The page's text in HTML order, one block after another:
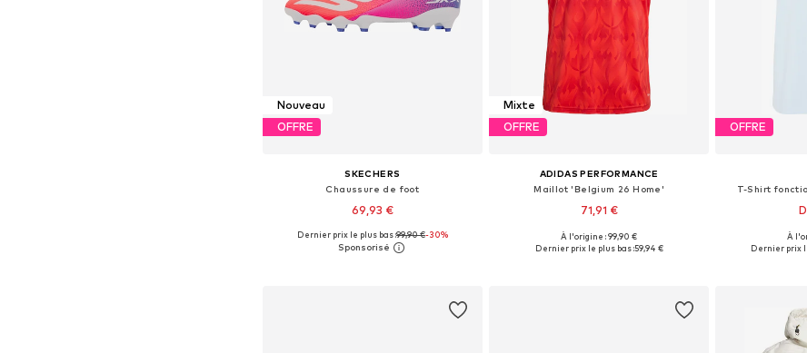
Nouveau
OFFRE
SKECHERS
Chaussure de foot
69,93 €
Disponible en plusieurs tailles
Dernier prix le plus bas :99,90 €-30%
Mixte
OFFRE
ADIDAS PERFORMANCE
Maillot 'Belgium 26 Home'
71,91 €
Tailles disponibles: S, M, L, XL
À l'origine : 99,90 €
Dernier prix le plus bas :59,94 €
OFFRE
T-Shirt
Tailles
À
Dernier prix